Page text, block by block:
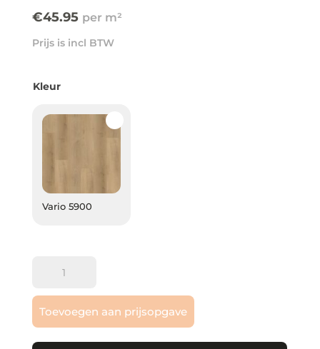
€45.95
Prijs is incl BTW
Kleur
Vario 5900
Vario
PVC
klik
aantal
Toevoegen aan prijsopgave